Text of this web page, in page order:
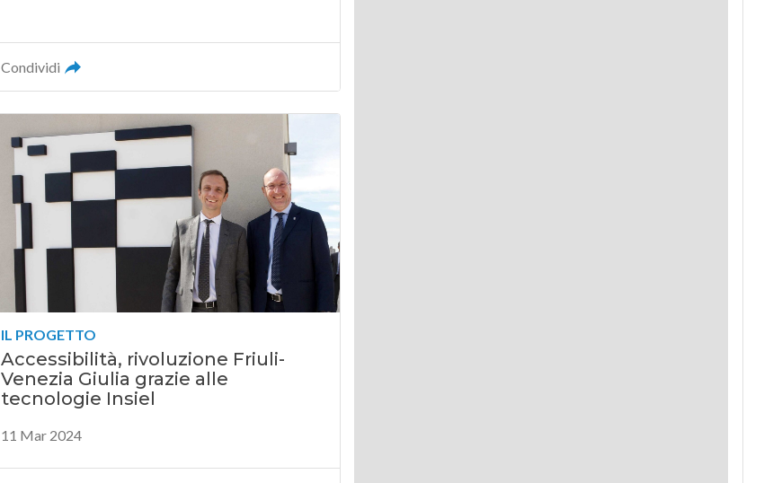
Condividi
IL PROGETTO
Accessibilità, rivoluzione Friuli-
Venezia Giulia grazie alle
tecnologie Insiel
11 Mar 2024